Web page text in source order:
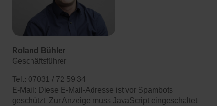
Roland Bühler
Geschäftsführer
Tel.: 07031 / 72 59 34
E-Mail: Diese E-Mail-Adresse ist vor Spambots
geschützt! Zur Anzeige muss JavaScript eingeschaltet